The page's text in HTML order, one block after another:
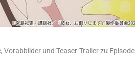
und Teaser-Trailer zu Episode